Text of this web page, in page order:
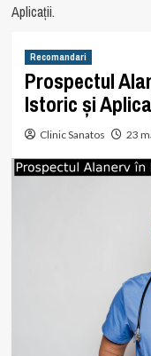
Aplicații.
Recomandari
Prospectul
Istoric și
Clinic Sanatos 23